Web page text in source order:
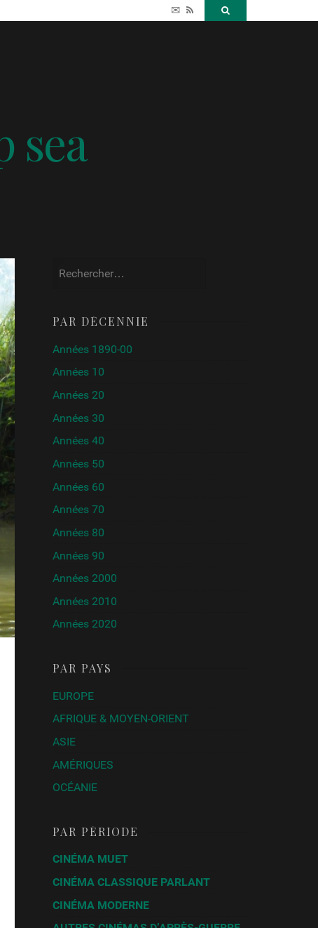
✉ RSS
sea
PAR DÉCENNIE
Années 1890-00
Années 10
Années 20
Années 30
Années 40
Années 50
Années 60
Années 70
Années 80
Années 90
Années 2000
Années 2010
Années 2020
PAR PAYS
EUROPE
AFRIQUE & MOYEN-ORIENT
ASIE
AMÉRIQUES
OCÉANIE
PAR PÉRIODE
CINÉMA MUET
CINÉMA CLASSIQUE PARLANT
CINÉMA MODERNE